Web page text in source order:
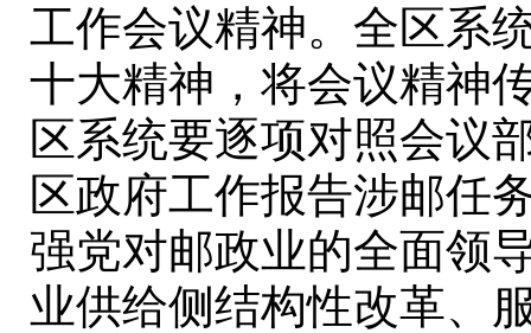
工作会议精神。全区系
十大精神，将会议精神
区系统要逐项对照会议
区政府工作报告涉邮任
强党对邮政业的全面领
业供给侧结构性改革、